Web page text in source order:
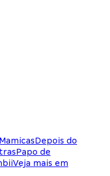
Depois do
Papo de
Veja mais em